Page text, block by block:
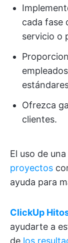
cada fase
servicio o
Ofrezca
clientes.
El uso de una
proyectos
ayuda para
ClickUp
ayudarte a
de los